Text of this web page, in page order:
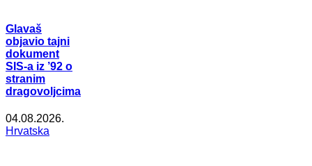
Glavaš
objavio tajni
dokument
SIS-a iz ’92 o
stranim
dragovoljcima
04.08.2026.
Hrvatska